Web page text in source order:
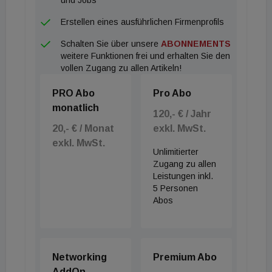
Erstellen eines ausführlichen Firmenprofils
Schalten Sie über unsere ABONNEMENTS
weitere Funktionen frei und erhalten Sie den
vollen Zugang zu allen Artikeln!
PRO Abo
monatlich
20,- € / Monat
exkl. MwSt.
Pro Abo
120,- € / Jahr
exkl. MwSt.
Unlimitierter
Zugang zu allen
Leistungen inkl.
5 Personen
Abos
Networking
Premium Abo